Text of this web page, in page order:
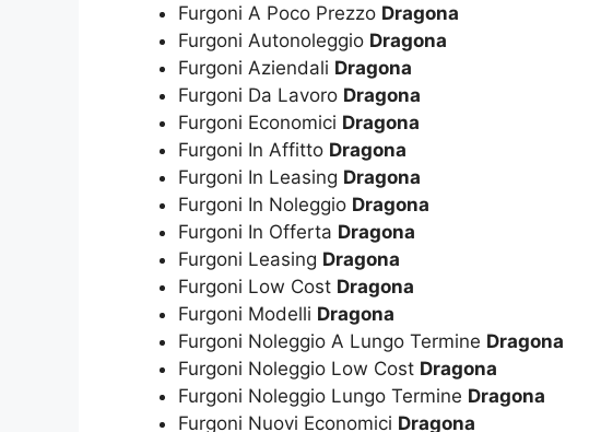
Furgoni A Poco Prezzo Dragona
Furgoni Autonoleggio Dragona
Furgoni Aziendali Dragona
Furgoni Da Lavoro Dragona
Furgoni Economici Dragona
Furgoni In Affitto Dragona
Furgoni In Leasing Dragona
Furgoni In Noleggio Dragona
Furgoni In Offerta Dragona
Furgoni Leasing Dragona
Furgoni Low Cost Dragona
Furgoni Modelli Dragona
Furgoni Noleggio A Lungo Termine Dragona
Furgoni Noleggio Low Cost Dragona
Furgoni Noleggio Lungo Termine Dragona
Furgoni Nuovi Economici Dragona